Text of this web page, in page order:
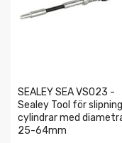
SEALEY SEA VS023 -
Sealey Tool för
cylindrar med
25-64mm